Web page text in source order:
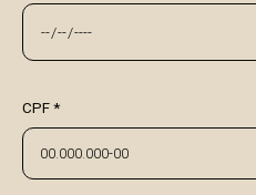
CPF *